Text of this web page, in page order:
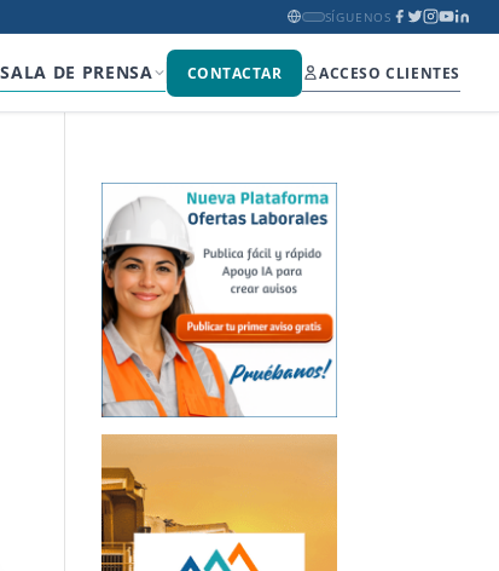
SÍGUENOS
SALA DE PRENSA CONTACTAR ACCESO CLIENTES